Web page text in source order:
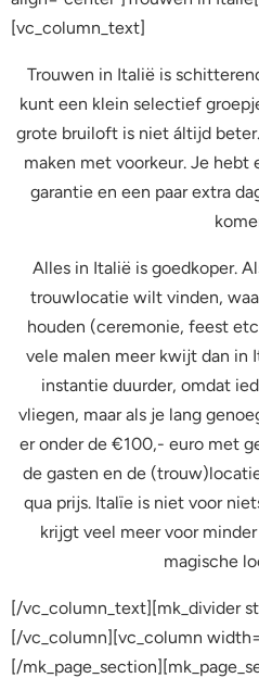
[vc_column_text]
Trouwen in Italië is
kunt een klein selectief
grote bruiloft is niet áltijd
maken met voorkeur. Je
garantie en een paar extra
Alles in Italië is goedkoper.
trouwlocatie wilt vinden,
houden (ceremonie, feest
vele malen meer kwijt dan in
instantie duurder, omdat
vliegen, maar als je lang
er onder de €100,- euro met
de gasten en de
qua prijs. Italïe is niet voor
krijgt veel meer voor
magische
[/vc_column_text][mk_divider
[/vc_column][vc_column
[/